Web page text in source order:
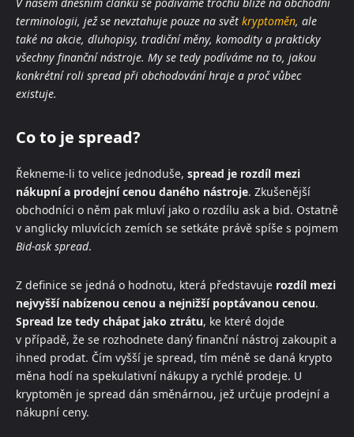
terminologii, jež se nevztahuje pouze na svět kryptoměn, ale
také na akcie, dluhopisy, tradiční měny, komodity a prakticky
všechny finanční nástroje. My se tedy podíváme na to, jakou
konkrétní roli spread při obchodování hraje a proč vůbec
existuje.
Co to je spread?
Řekneme-li to velice jednoduše, spread je rozdíl mezi
nákupní a prodejní cenou daného nástroje. Zkušenější
obchodníci o něm pak mluví jako o rozdílu ask a bid. Ostatně
v anglicky mluvících zemích se setkáte právě spíše s pojmem
Bid-ask spread.
Z definice se jedná o hodnotu, která představuje rozdíl mezi
nejvyšší nabízenou cenou a nejnižší poptávanou cenou.
Spread lze tedy chápat jako ztrátu, ke které dojde
v případě, že se rozhodnete daný finanční nástroj zakoupit a
ihned prodat. Čím vyšší je spread, tím méně se daná krypto
měna hodí na spekulativní nákupy a rychlé prodeje. U
kryptoměn je spread dán směnárnou, jež určuje prodejní a
nákupní ceny.